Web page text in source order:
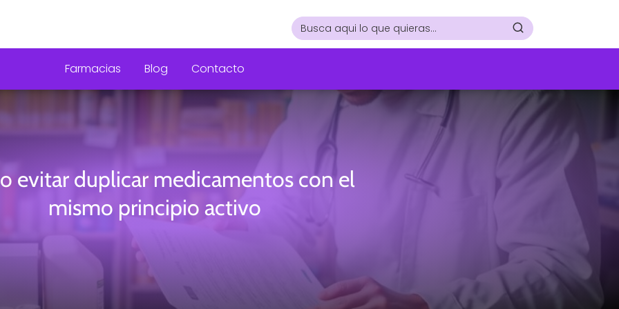
Farmacias Blog Contacto
evitar duplicar medicamentos con el
mismo principio activo